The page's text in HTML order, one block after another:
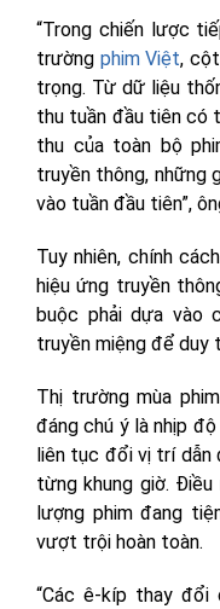
“Trong chiến lược
trường phim Việt,
trọng. Từ dữ liệu
thu tuần đầu tiên có
thu của toàn bộ
truyền thông,
vào tuần đầu tiên”,
Tuy nhiên, chính
hiệu ứng truyền
buộc phải dựa vào
truyền miệng để duy
Thị trường mùa
đáng chú ý là nhịp
liên tục đổi vị trí dẫn
từng khung giờ.
lượng phim đang
vượt trội hoàn toàn.
“Các ê-kíp thay